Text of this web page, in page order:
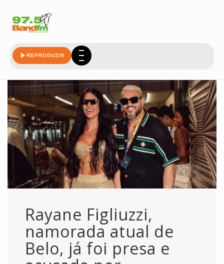
REPRODUZIR
Rayane Figliuzzi,
namorada atual de
Belo, já foi presa e